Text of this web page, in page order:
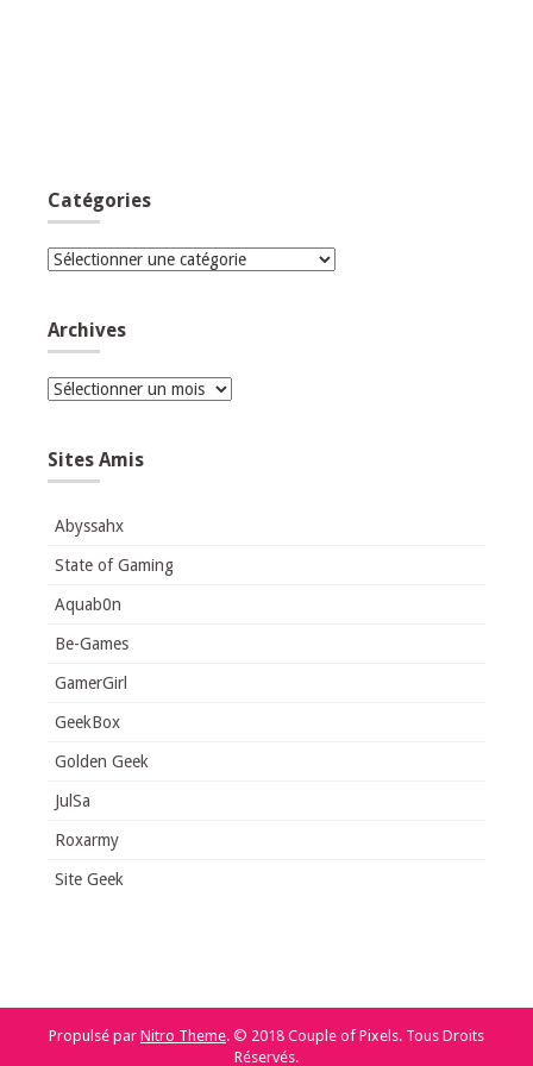
Catégories
Catégories
Archives
Archives
Sites Amis
Abyssahx
State of Gaming
Aquab0n
Be-Games
GamerGirl
GeekBox
Golden Geek
JulSa
Roxarmy
Site Geek
Propulsé par Nitro Theme. © 2018 Couple of Pixels. Tous Droits
Réservés.